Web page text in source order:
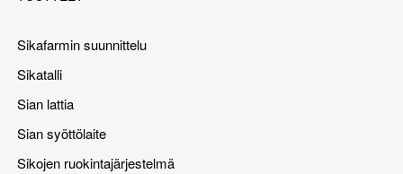
Sikafarmin suunnittelu
Sikatalli
Sian lattia
Sian syöttölaite
Sikojen ruokintajärjestelmä